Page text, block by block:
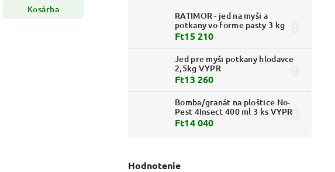
RATIMOR - jed na myši a
potkany vo forme pasty 3 kg
Ft15 210
Jed pre myši potkany hlodavce
2,5kg VYPR
Ft13 260
Bomba/granát na ploštice No-
Pest 4Insect 400 ml 3 ks VYPR
Ft14 040
Hodnotenie
Kosárba